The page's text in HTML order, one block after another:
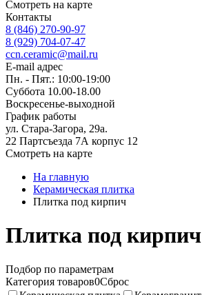
Смотреть на карте
Контакты
8 (846) 270-90-97
8 (929) 704-07-47
ccn.ceramic@mail.ru
E-mail адрес
Пн. - Пят.: 10:00-19:00
Суббота 10.00-18.00
Воскресенье-выходной
График работы
ул. Стара-Загора, 29а.
22 Партсъезда 7А корпус 12
Смотреть на карте
На главную
Керамическая плитка
Плитка под кирпич
Плитка под кирпич
Подбор по параметрам
Категория товаров0Сброс